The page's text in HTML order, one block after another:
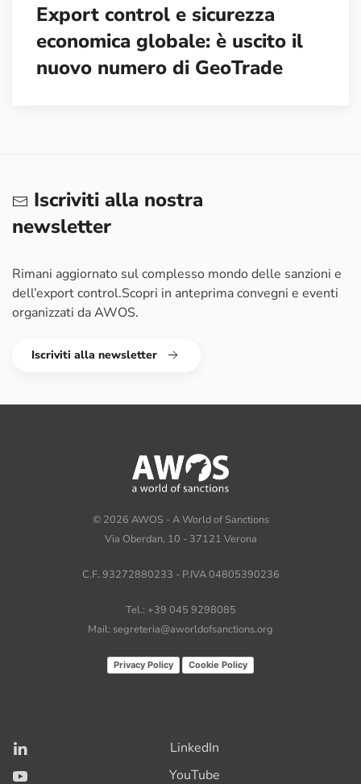
Export control e sicurezza
economica globale: è uscito il
nuovo numero di GeoTrade
Iscriviti alla nostra
newsletter
Rimani aggiornato sul complesso mondo delle sanzioni e
dell’export control.Scopri in anteprima convegni e eventi
organizzati da AWOS.
Iscriviti alla newsletter
© 2026 AWOS - A World of Sanctions
Via Oberdan, 10 - 37121 Verona
C.F. 93272880233 - P.IVA 04805390236
Tel.: +39 045 9298085
Mail: segreteria@aworldofsanctions.org
Privacy Policy Cookie Policy
LinkedIn
YouTube